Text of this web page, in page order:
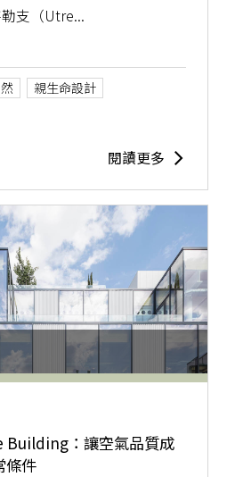
支（Utre...
親生命設計
閱讀更多
Building：讓空氣品質成
條件